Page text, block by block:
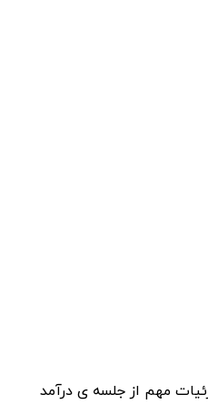
مهم از جلسه ی درآمد